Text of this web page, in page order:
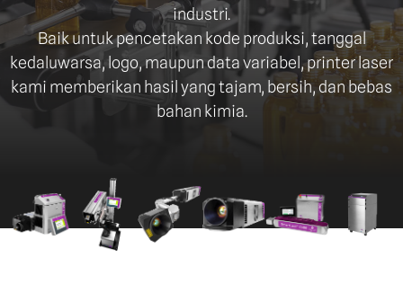
industri.
Baik untuk pencetakan kode produksi, tanggal
kedaluwarsa, logo, maupun data variabel, printer laser
kami memberikan hasil yang tajam, bersih, dan bebas
bahan kimia.